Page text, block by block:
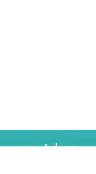
Adres